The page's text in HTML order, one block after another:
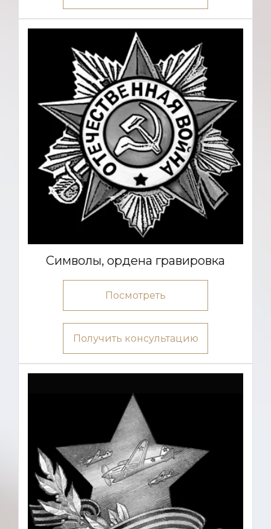
Символы, ордена гравировка
Посмотреть
Получить консультацию